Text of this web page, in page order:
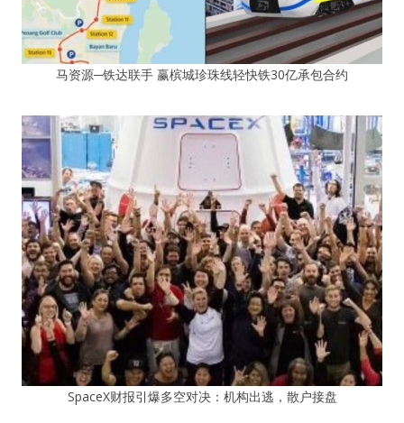
马资源─铁达联手 赢槟城珍珠线轻快铁30亿承包合约
SpaceX财报引爆多空对决：机构出逃，散户接盘